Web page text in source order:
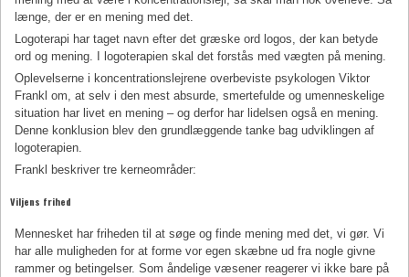
længe, der er en mening med det.
Logoterapi har taget navn efter det græske ord logos, der kan betyde
ord og mening. I logoterapien skal det forstås med vægten på mening.
Oplevelserne i koncentrationslejrene overbeviste psykologen Viktor
Frankl om, at selv i den mest absurde, smertefulde og umenneskelige
situation har livet en mening – og derfor har lidelsen også en mening.
Denne konklusion blev den grundlæggende tanke bag udviklingen af
logoterapien.
Frankl beskriver tre kerneområder:
Viljens frihed
Mennesket har friheden til at søge og finde mening med det, vi gør. Vi
har alle muligheden for at forme vor egen skæbne ud fra nogle givne
rammer og betingelser. Som åndelige væsener reagerer vi ikke bare på